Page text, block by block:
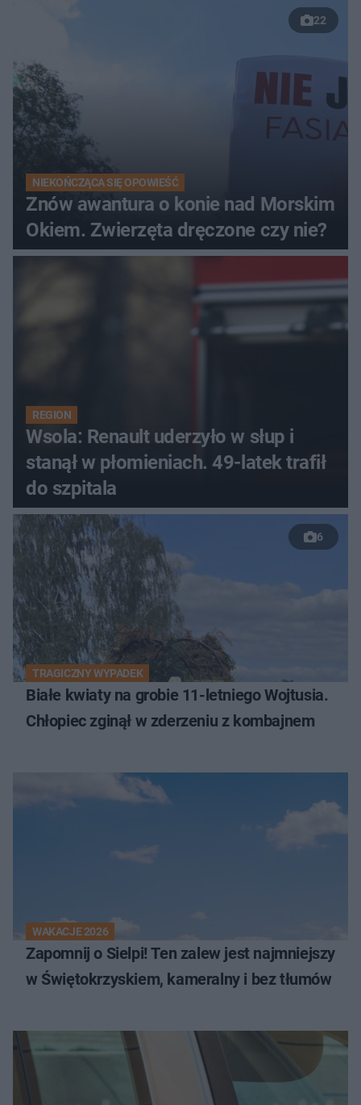
22
NIEKOŃCZĄCA SIĘ OPOWIEŚĆ
Znów awantura o konie nad Morskim
Okiem. Zwierzęta dręczone czy nie?
REGION
Wsola: Renault uderzyło w słup i
stanął w płomieniach. 49-latek trafił
do szpitala
6
TRAGICZNY WYPADEK
Białe kwiaty na grobie 11-letniego Wojtusia.
Chłopiec zginął w zderzeniu z kombajnem
WAKACJE 2026
Zapomnij o Sielpi! Ten zalew jest najmniejszy
w Świętokrzyskiem, kameralny i bez tłumów